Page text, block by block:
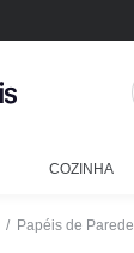
COZINHA
/ Papéis de Parede